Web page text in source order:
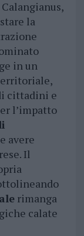
la
in un
cittadini e
l’impatto
avere
Il
rimanga
calate